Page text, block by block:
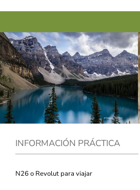
INFORMACIÓN PRÁCTICA
N26 o Revolut para viajar